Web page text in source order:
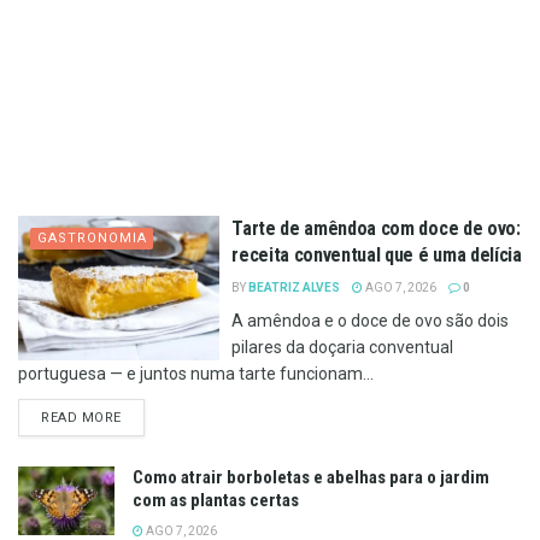
GASTRONOMIA
Tarte de amêndoa com doce de ovo:
receita conventual que é uma delícia
BY BEATRIZ ALVES AGO 7, 2026 0
A amêndoa e o doce de ovo são dois
pilares da doçaria conventual
portuguesa — e juntos numa tarte funcionam...
READ MOREDETAILS
Como atrair borboletas e abelhas para o jardim
com as plantas certas
AGO 7, 2026